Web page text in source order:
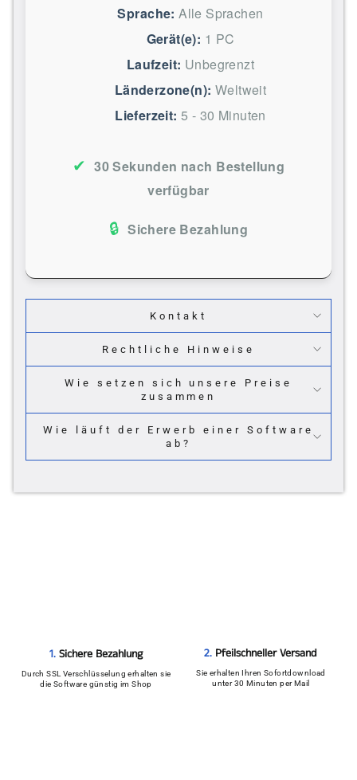
Sprache: Alle Sprachen
Gerät(e): 1 PC
Laufzeit: Unbegrenzt
Länderzone(n): Weltweit
Lieferzeit: 5 - 30 Minuten
✔ 30 Sekunden nach Bestellung
verfügbar
🔒 Sichere Bezahlung
Kontakt
Rechtliche Hinweise
Wie setzen sich unsere Preise
zusammen
Wie läuft der Erwerb einer Software
ab?
1.Sichere Bezahlung
Durch SSL Verschlüsselung erhalten sie
die Software günstig im Shop
2. Pfeilschneller Versand
Sie erhalten Ihren Sofortdownload
unter 30 Minuten per Mail